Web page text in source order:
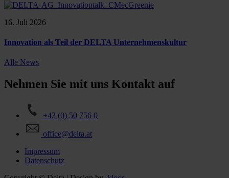
16. Juli 2026
Innovation als Teil der DELTA Unternehmenskultur
Alle News
Nehmen Sie mit uns Kontakt auf
+43 (0) 50 756 0
office@delta.at
Impressum
Datenschutz